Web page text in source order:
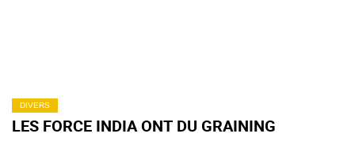
DIVERS
LES FORCE INDIA ONT DU GRAINING